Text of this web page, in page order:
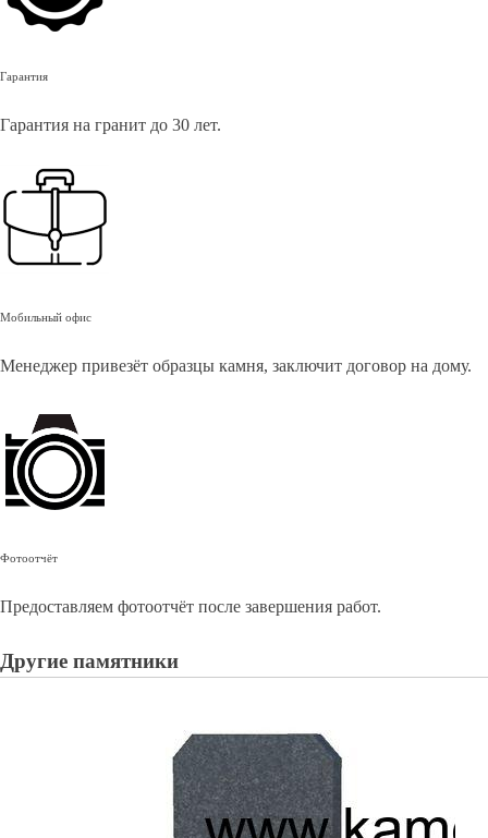
Гарантия
Гарантия на гранит до 30 лет.
Мобильный офис
Менеджер привезёт образцы камня, заключит договор на дому.
Фотоотчёт
Предоставляем фотоотчёт после завершения работ.
Другие памятники